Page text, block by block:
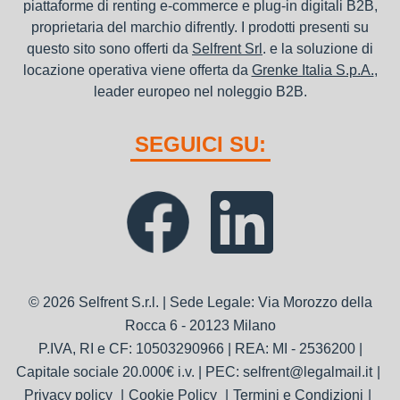
piattaforme di renting e-commerce e plug-in digitali B2B,
proprietaria del marchio difrently. I prodotti presenti su
questo sito sono offerti da Selfrent Srl . e la soluzione di
locazione operativa viene offerta da Grenke Italia S.p.A.,
leader europeo nel noleggio B2B.
SEGUICI SU:
© 2026 Selfrent S.r.l. | Sede Legale: Via Morozzo della
Rocca 6 - 20123 Milano
P.IVA, RI e CF: 10503290966 | REA: MI - 2536200 |
Capitale sociale 20.000€ i.v. | PEC: selfrent@legalmail.it
Privacy policy
Cookie Policy Termini e Condizioni